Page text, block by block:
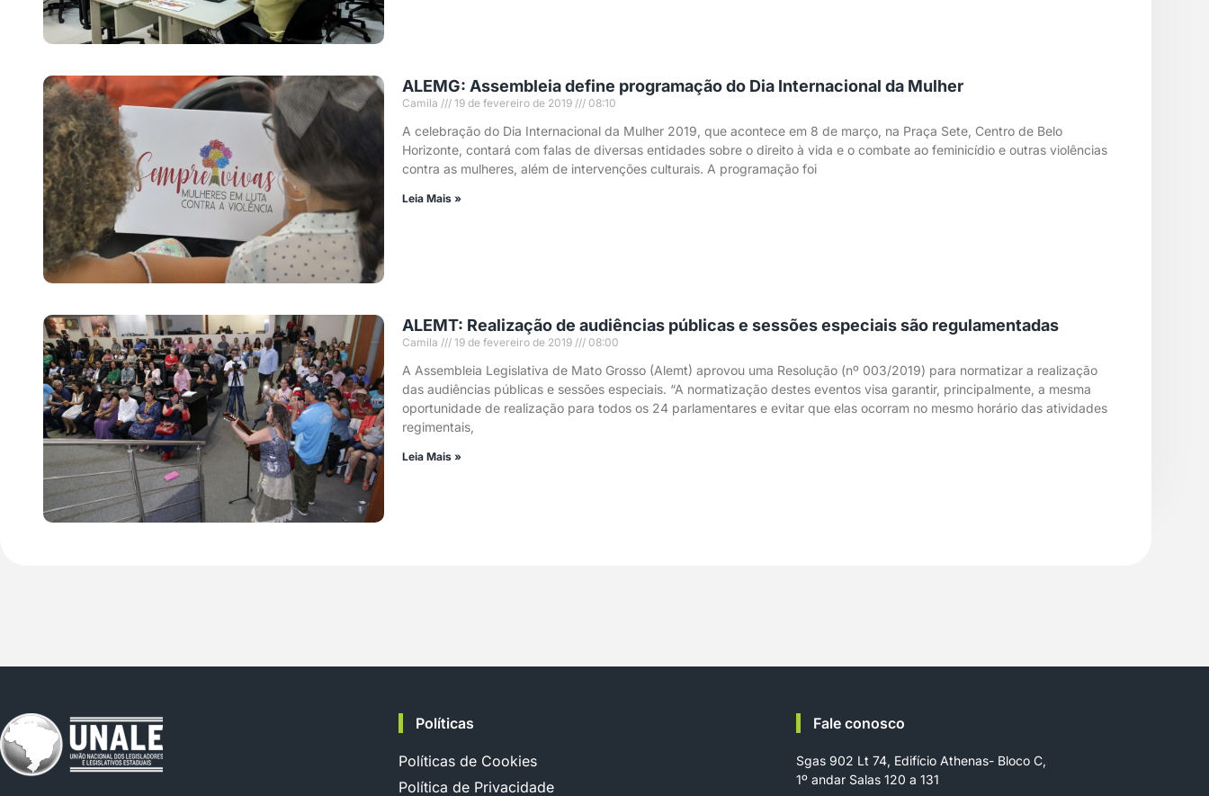
ALEMG: Assembleia define programação do Dia Internacional da Mulher
Camila 19 de fevereiro de 2019 08:10
A celebração do Dia Internacional da Mulher 2019, que acontece em 8 de março, na Praça Sete, Centro de Belo
Horizonte, contará com falas de diversas entidades sobre o direito à vida e o combate ao feminicídio e outras violências
contra as mulheres, além de intervenções culturais. A programação foi
Leia Mais »
ALEMT: Realização de audiências públicas e sessões especiais são regulamentadas
Camila 19 de fevereiro de 2019 08:00
A Assembleia Legislativa de Mato Grosso (Alemt) aprovou uma Resolução (nº 003/2019) para normatizar a realização
das audiências públicas e sessões especiais. “A normatização destes eventos visa garantir, principalmente, a mesma
oportunidade de realização para todos os 24 parlamentares e evitar que elas ocorram no mesmo horário das atividades
regimentais,
Leia Mais »
Políticas
Políticas de Cookies
Política de Privacidade
Fale conosco
Sgas 902 Lt 74, Edifício Athenas- Bloco C,
1º andar Salas 120 a 131